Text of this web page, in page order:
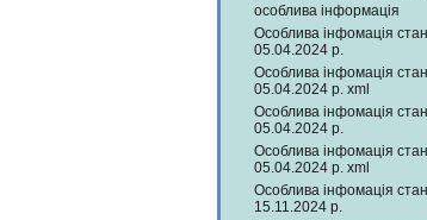
особлива інформація
Особлива інфомація
05.04.2024 р.
Особлива інфомація
05.04.2024 р. xml
Особлива інфомація
05.04.2024 р.
Особлива інфомація
05.04.2024 р. xml
Особлива інфомація
15.11.2024 р.